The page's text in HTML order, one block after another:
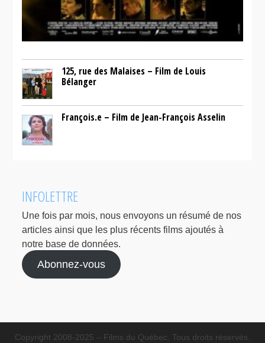
125, rue des Malaises – Film de Louis
Bélanger
François.e – Film de Jean-François Asselin
INFOLETTRE
Une fois par mois, nous envoyons un résumé de nos
articles ainsi que les plus récents films ajoutés à
notre base de données.
Abonnez-vous
Copyright 2008-2025 – Films du Québec. Tous droits réservés.